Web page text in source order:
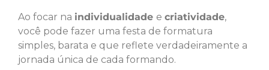
Ao focar na individualidade e criatividade,
você pode fazer uma festa de formatura
simples, barata e que reflete verdadeiramente a
jornada única de cada formando.